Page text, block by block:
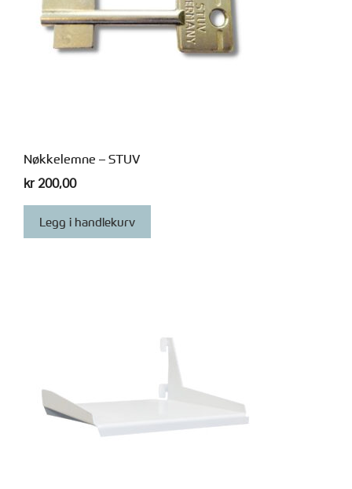
Nøkkelemne – STUV
kr200,00
Legg i handlekurv